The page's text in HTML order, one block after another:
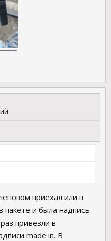
приехал или в
и была надпись
привезли в
made in. В